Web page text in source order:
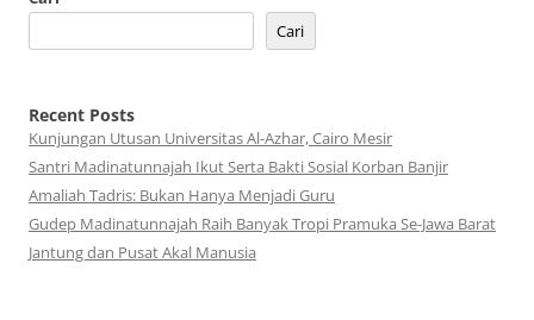
Cari
Recent Posts
Kunjungan Utusan Universitas Al-Azhar, Cairo Mesir
Santri Madinatunnajah Ikut Serta Bakti Sosial Korban Banjir
Amaliah Tadris: Bukan Hanya Menjadi Guru
Gudep Madinatunnajah Raih Banyak Tropi Pramuka Se-Jawa Barat
Jantung dan Pusat Akal Manusia